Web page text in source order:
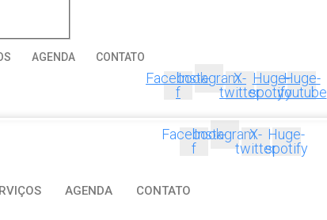
AGENDA CONTATO
Facebook-
f
InstagramX-
twitter
Huge-
spotify
Huge-
youtube
Facebook-
f
InstagramX-
twitter
Huge-
spotify
AGENDA CONTATO